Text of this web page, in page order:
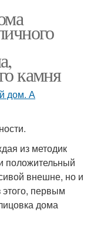
камня
из методик
положительный
внешне, но и
первым
дома